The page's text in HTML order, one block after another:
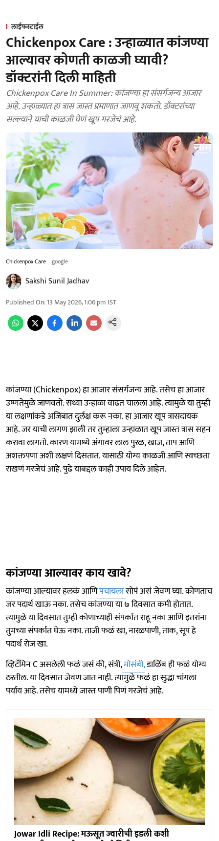
लाईफस्टाईल
Chickenpox Care : उन्हाळ्यात कांजण्या
आल्यावर कोणती काळजी घ्यावी?
डॉक्टरांनी दिली माहिती
Chickenpox Care In Summer: कांजण्या हा संसर्गजन्य आजार
आहे. उन्हाळ्यात हा त्रास जास्त प्रमाणात जाणवू शकतो. डॉक्टरांच्या
सल्ल्याने याची काळजी घेणं खूप गरजेचं आहे.
Chickenpox Care google
Sakshi Sunil Jadhav
Published On:13 May 2026, 1:06 pm IST
कांजण्या (Chickenpox) हा आजार संसर्गजन्य आहे. तसेच हा आजार
उष्णतेमुळे जाणवतो. सध्या उन्हाळा वाढत चालला आहे. त्यामुळे या तुम्ही
या लक्षणांकडे अजिबात दुर्लक्ष करू नका. हा आजार खूप त्रासदायक
आहे. जर याची लागण झाली तर तुम्हाला उन्हाळात खूप जास्त त्रास सहन
करावा लागतो. कारण यामध्ये अंगावर लाल पुरळ, खाज, ताप आणि
अशक्तपणा अशी लक्षणं दिसतात. यासाठी योग्य काळजी आणि स्वच्छता
राखणं गरजेचं आहे. पुढे याबद्दल काही उपाय दिले आहेत.
कांजण्या आल्यावर काय खावे?
कांजण्या आल्यावर हलकं आणिपचायलासोपं असं जेवण घ्या. कोणताच
जर पदार्थ खाऊ नका. तसेच कांजण्या या ७ दिवसात कमी होतात.
त्यामुळे या दिवसात तुम्ही कोणाच्याही संपर्कात राहू नका आणि इतरांना
तुमच्या संपर्कात घेऊ नका. ताजी फळं खा, नारळपाणी, ताक, सूप हे
पदार्थ रोज खा.
व्हिटॅमिन C असलेली फळं जसं की, संत्री,मोसंबी,डाळिंब ही फळं योग्य
ठरतील. या दिवसात जेवण जात नाही. त्यामुळे फळं हा सुद्धा चांगला
पर्याय आहे. तसेच यामध्ये जास्त पाणी पिणं गरजेचं आहे.
Jowar Idli Recipe: मऊसूत ज्वारीची इडली कशी